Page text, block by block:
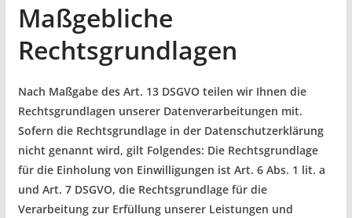
Maßgebliche
Rechtsgrundlagen
Nach Maßgabe des Art. 13 DSGVO teilen wir Ihnen die
Rechtsgrundlagen unserer Datenverarbeitungen mit.
Sofern die Rechtsgrundlage in der Datenschutzerklärung
nicht genannt wird, gilt Folgendes: Die Rechtsgrundlage
für die Einholung von Einwilligungen ist Art. 6 Abs. 1 lit. a
und Art. 7 DSGVO, die Rechtsgrundlage für die
Verarbeitung zur Erfüllung unserer Leistungen und